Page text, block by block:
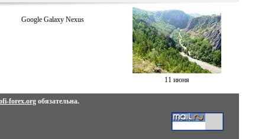
Google Galaxy Nexus
11 июня
forex.orgобязательна.